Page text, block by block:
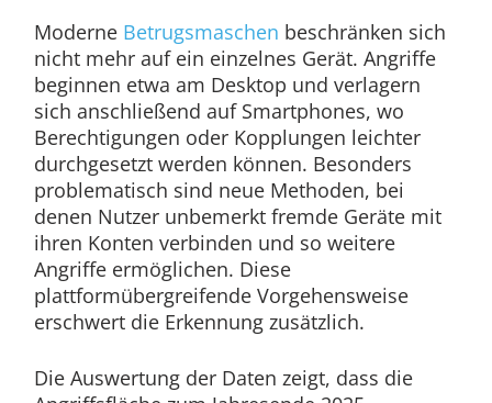
Moderne Betrugsmaschen beschränken sich
nicht mehr auf ein einzelnes Gerät. Angriffe
beginnen etwa am Desktop und verlagern
sich anschließend auf Smartphones, wo
Berechtigungen oder Kopplungen leichter
durchgesetzt werden können. Besonders
problematisch sind neue Methoden, bei
denen Nutzer unbemerkt fremde Geräte mit
ihren Konten verbinden und so weitere
Angriffe ermöglichen. Diese
plattformübergreifende Vorgehensweise
erschwert die Erkennung zusätzlich.
Die Auswertung der Daten zeigt, dass die